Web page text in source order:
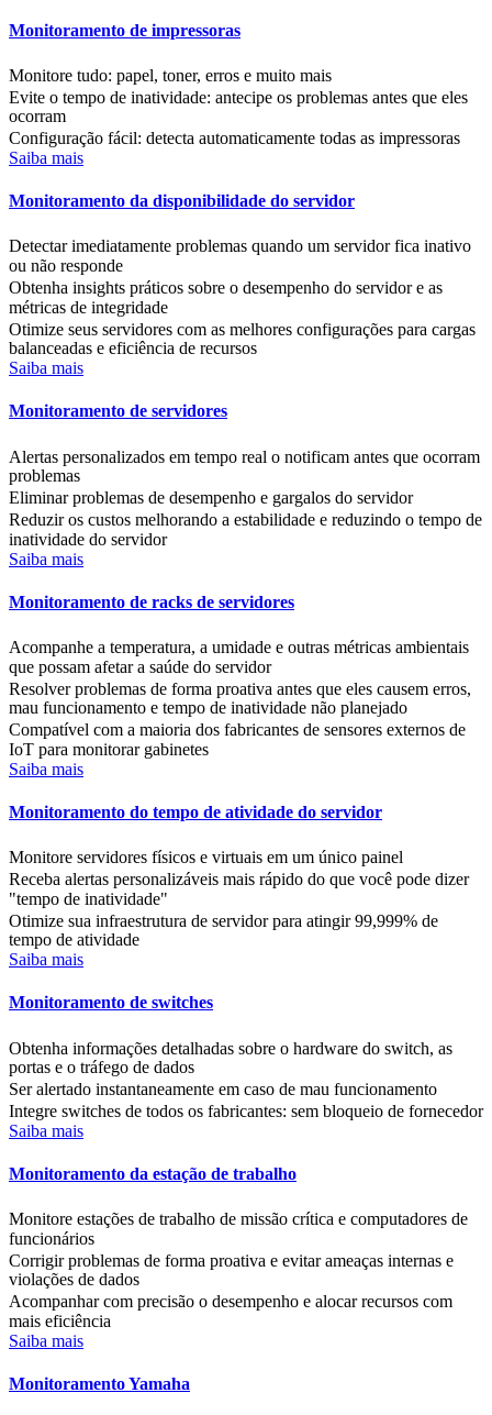
Monitoramento de impressoras
Monitore tudo: papel, toner, erros e muito mais
Evite o tempo de inatividade: antecipe os problemas antes que eles
ocorram
Configuração fácil: detecta automaticamente todas as impressoras
Saiba mais
Monitoramento da disponibilidade do servidor
Detectar imediatamente problemas quando um servidor fica inativo
ou não responde
Obtenha insights práticos sobre o desempenho do servidor e as
métricas de integridade
Otimize seus servidores com as melhores configurações para cargas
balanceadas e eficiência de recursos
Saiba mais
Monitoramento de servidores
Alertas personalizados em tempo real o notificam antes que ocorram
problemas
Eliminar problemas de desempenho e gargalos do servidor
Reduzir os custos melhorando a estabilidade e reduzindo o tempo de
inatividade do servidor
Saiba mais
Monitoramento de racks de servidores
Acompanhe a temperatura, a umidade e outras métricas ambientais
que possam afetar a saúde do servidor
Resolver problemas de forma proativa antes que eles causem erros,
mau funcionamento e tempo de inatividade não planejado
Compatível com a maioria dos fabricantes de sensores externos de
IoT para monitorar gabinetes
Saiba mais
Monitoramento do tempo de atividade do servidor
Monitore servidores físicos e virtuais em um único painel
Receba alertas personalizáveis mais rápido do que você pode dizer
"tempo de inatividade"
Otimize sua infraestrutura de servidor para atingir 99,999% de
tempo de atividade
Saiba mais
Monitoramento de switches
Obtenha informações detalhadas sobre o hardware do switch, as
portas e o tráfego de dados
Ser alertado instantaneamente em caso de mau funcionamento
Integre switches de todos os fabricantes: sem bloqueio de fornecedor
Saiba mais
Monitoramento da estação de trabalho
Monitore estações de trabalho de missão crítica e computadores de
funcionários
Corrigir problemas de forma proativa e evitar ameaças internas e
violações de dados
Acompanhar com precisão o desempenho e alocar recursos com
mais eficiência
Saiba mais
Monitoramento Yamaha